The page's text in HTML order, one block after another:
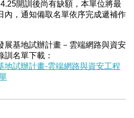
開訓後尚有缺額，本單位將最
內，通知備取名單依序完成遞補作
基地試辦計畫－雲端網路與資安
訓名單下載：
地試辦計畫-雲端網路與資安工程